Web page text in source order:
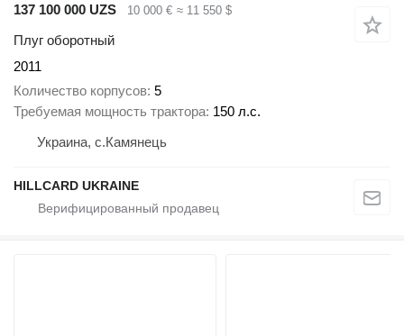
137 100 000 UZS
10 000 € ≈ 11 550 $
Плуг оборотный
2011
Количество корпусов 5
Требуемая мощность трактора 150 л.с.
Украина, с.Камянець
HILLCARD UKRAINE